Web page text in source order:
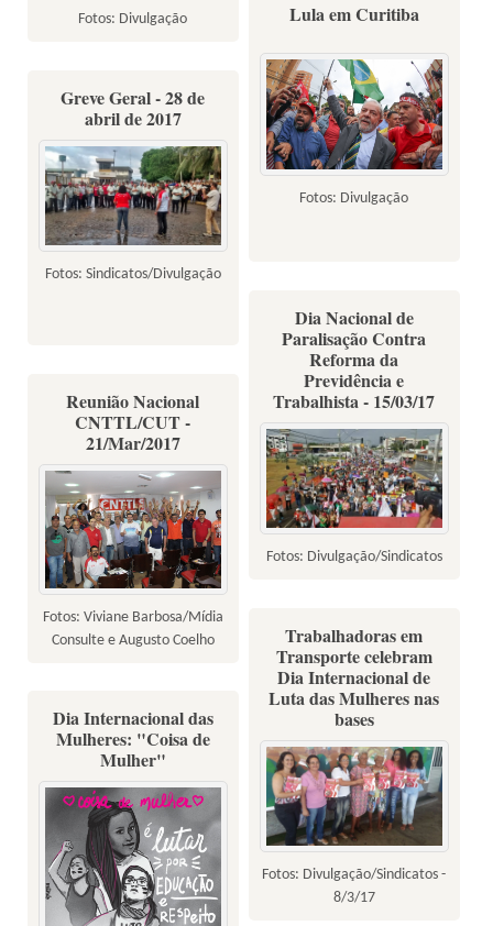
Fotos: Divulgação Lula em Curitiba
Fotos: Divulgação
Greve Geral - 28 de
abril de 2017
Fotos: Sindicatos/Divulgação
Dia Nacional de
Paralisação Contra
Reforma da
Previdência e
Trabalhista - 15/03/17
Fotos: Divulgação/Sindicatos
Reunião Nacional
CNTTL/CUT -
21/Mar/2017
Fotos: Viviane Barbosa/Mídia
Consulte e Augusto Coelho
Trabalhadoras em
Transporte celebram
Dia Internacional de
Luta das Mulheres nas
bases
Fotos: Divulgação/Sindicatos -
8/3/17
Dia Internacional das
Mulheres: "Coisa de
Mulher"